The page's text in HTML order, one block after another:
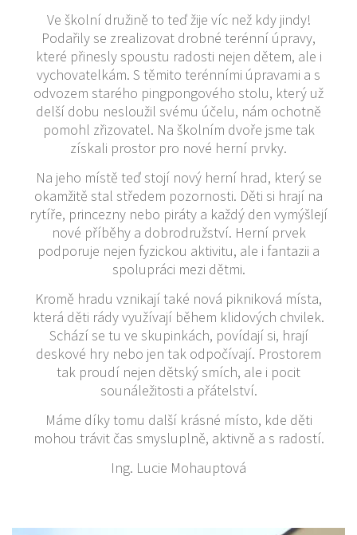
Ve školní družině to teď žije víc než kdy jindy!
Podařily se zrealizovat drobné terénní úpravy,
které přinesly spoustu radosti nejen dětem, ale i
vychovatelkám. S těmito terénními úpravami a s
odvozem starého pingpongového stolu, který už
delší dobu nesloužil svému účelu, nám ochotně
pomohl zřizovatel. Na školním dvoře jsme tak
získali prostor pro nové herní prvky.
Na jeho místě teď stojí nový herní hrad, který se
okamžitě stal středem pozornosti. Děti si hrají na
rytíře, princezny nebo piráty a každý den vymýšlejí
nové příběhy a dobrodružství. Herní prvek
podporuje nejen fyzickou aktivitu, ale i fantazii a
spolupráci mezi dětmi.
Kromě hradu vznikají také nová pikniková místa,
která děti rády využívají během klidových chvilek.
Schází se tu ve skupinkách, povídají si, hrají
deskové hry nebo jen tak odpočívají. Prostorem
tak proudí nejen dětský smích, ale i pocit
sounáležitosti a přátelství.
Máme díky tomu další krásné místo, kde děti
mohou trávit čas smysluplně, aktivně a s radostí.
Ing. Lucie Mohauptová